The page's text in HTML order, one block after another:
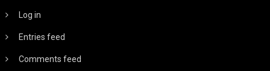
Log in
Entries feed
Comments feed